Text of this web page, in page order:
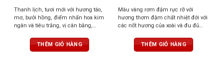
Thanh lịch, tươi mới với hương táo,
mơ, bưởi hồng, điểm nhấn hoa kim
ngân và tiêu trắng, vị cân bằng,
THÊM GIỎ HÀNG
Màu vàng rơm đậm rực rỡ với
hương thơm đậm chất nhiệt đới với
các nốt hương của xoài và đu đủ
và mơ khô. Cấu trúc đầy đặn, phong
phú với vị trái cây ngọt ngào nổi bật,
THÊM GIỎ HÀNG